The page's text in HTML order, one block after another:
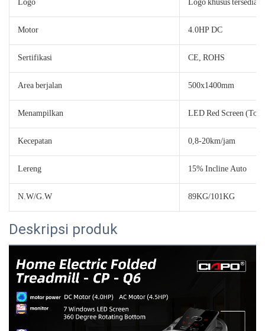
Motor 4.0HP DC
Sertifikasi CE, ROHS
Area berjalan 500x1400mm
Menampilkan LED Red Screen
Kecepatan 0,8-20km/jam
Lereng 15% Incline Auto
N.W/G.W 89KG/101KG
Deskripsi produk